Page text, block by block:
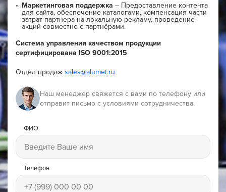
Маркетинговая поддержка – Предоставление контента
для сайта, обеспечение каталогами, компенсация части
затрат партнера на локальную рекламу, проведение
акций совместно с партнёрами.
Система управления качеством продукции
сертифицирована ISO 9001:2015
Отдел продаж sales@alumet.ru
Наш менеджер свяжется с вами по телефону или
отправит письмо с условиями сотрудничества.
ФИО
Телефон